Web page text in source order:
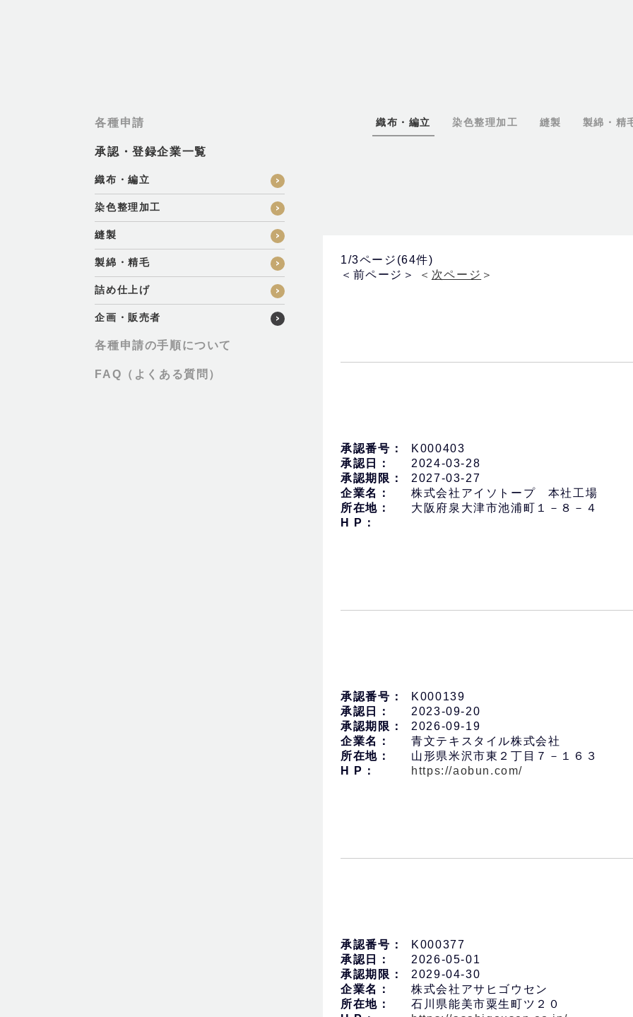
織布・編立 染色整理加工 縫製 製綿・精
1/3ページ(64件)
＜前ページ＞
＜ 次ページ ＞
承認番号：
K000403
承認日：
2024-03-28
承認期限：
2027-03-27
企業名：
株式会社アイソトープ 本社工場
所在地：
大阪府泉大津市池浦町１－８－４
H P：
承認番号：
K000139
承認日：
2023-09-20
承認期限：
2026-09-19
企業名：
青文テキスタイル株式会社
所在地：
山形県米沢市東２丁目７－１６３
H P：
https://aobun.com/
承認番号：
K000377
承認日：
2026-05-01
承認期限：
2029-04-30
企業名：
株式会社アサヒゴウセン
所在地：
石川県能美市粟生町ツ２０
各種申請
承認・登録企業一覧
織布・編立
染色整理加工
縫製
製綿・精毛
詰め仕上げ
企画・販売者
各種申請の手順について
FAQ（よくある質問）